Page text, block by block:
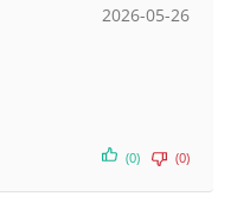
2026-05-26
(0) (0)